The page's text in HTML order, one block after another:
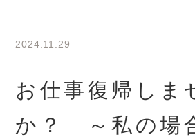
2024.11.29
お仕事復帰しま
か？ ～私の場